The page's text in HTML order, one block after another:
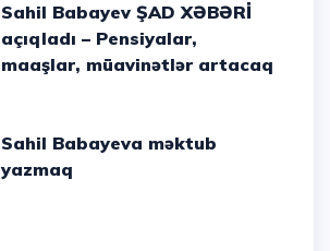
Sahil Babayev ŞAD XƏBƏRİ
açıqladı – Pensiyalar,
maaşlar, müavinətlər artacaq
Sahil Babayeva məktub
yazmaq